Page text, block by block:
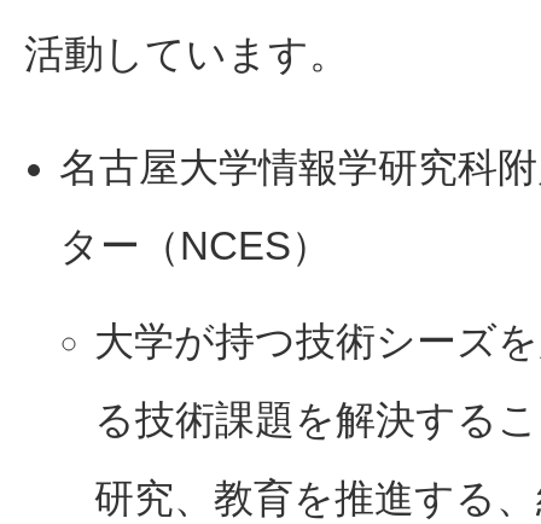
活動しています。
名古屋大学情報学研究科
ター（NCES）
大学が持つ技術シーズ
る技術課題を解決する
研究、教育を推進する